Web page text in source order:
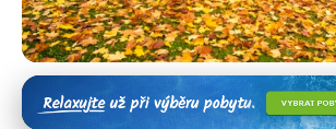
Ceny ubytování v Itálii